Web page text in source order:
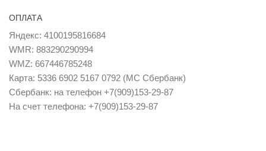
ОПЛАТА
Яндекс: 4100195816684
WMR: 883290290994
WMZ: 667446785248
Карта: 5336 6902 5167 0792 (MC Сбербанк)
Сбербанк: на телефон +7(909)153-29-87
На счет телефона: +7(909)153-29-87